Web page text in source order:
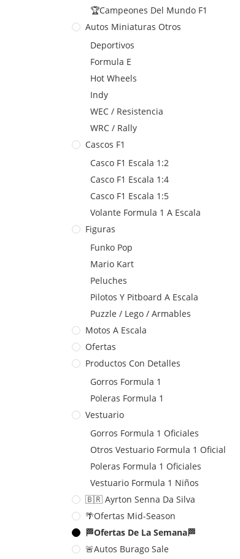
🏆Campeones Del Mundo F1
Autos Miniaturas Otros
Deportivos
Formula E
Hot Wheels
Indy
WEC / Resistencia
WRC / Rally
Cascos F1
Casco F1 Escala 1:2
Casco F1 Escala 1:4
Casco F1 Escala 1:5
Volante Formula 1 A Escala
Figuras
Funko Pop
Mario Kart
Peluches
Pilotos Y Pitboard A Escala
Puzzle / Lego / Armables
Motos A Escala
Ofertas
Productos Con Detalles
Gorros Formula 1
Poleras Formula 1
Vestuario
Gorros Formula 1 Oficiales
Otros Vestuario Formula 1 Oficial
Poleras Formula 1 Oficiales
Vestuario Formula 1 Niños
🇧🇷 Ayrton Senna Da Silva
🌴Ofertas Mid-Season
🏁Ofertas De La Semana🏁
🚨Autos Burago Sale